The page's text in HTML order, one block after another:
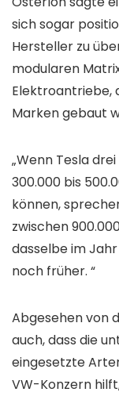
sich sogar
Hersteller zu
modularen
Elektroantriebe,
Marken gebaut
„Wenn Tesla
300.000 bis
können,
zwischen
dasselbe im
noch früher. “
Abgesehen von
auch, dass die
eingesetzte
VW-Konzern